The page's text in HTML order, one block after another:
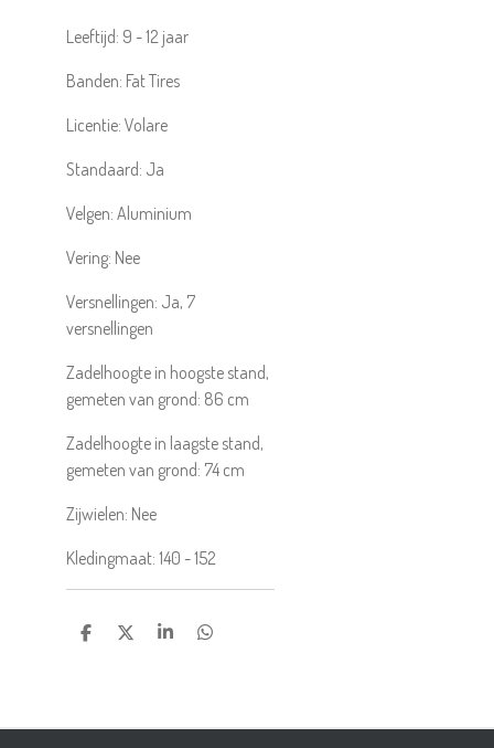
Leeftijd: 9 - 12 jaar
Banden: Fat Tires
Licentie: Volare
Standaard: Ja
Velgen: Aluminium
Vering: Nee
Versnellingen: Ja, 7
versnellingen
Zadelhoogte in hoogste stand,
gemeten van grond: 86 cm
Zadelhoogte in laagste stand,
gemeten van grond: 74 cm
Zijwielen: Nee
Kledingmaat: 140 - 152
DELENDEEL SHAREDELEN